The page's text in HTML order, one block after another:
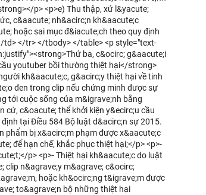
p> <p>e) Thu thập, xử l&yacute;
c&aacute; nh&acirc;n kh&aacute;c
hoặc sai mục đ&iacute;ch theo quy định
</tr> </tbody> </table> <p style="text-
ba, c&ocirc; g&aacute;i
youtuber bồi thường thiệt hại</strong>
kh&aacute;c, g&acirc;y thiệt hại về tinh
đen trong clip nếu chứng minh được sự
tới cuộc sống của m&igrave;nh bằng
cứ, c&oacute; thể khởi kiện y&ecirc;u cầu
tại Điều 584 Bộ luật d&acirc;n sự 2015.
phẩm bị x&acirc;m phạm được x&aacute;c
để hạn chế, khắc phục thiệt hại;</p> <p>-
p> <p>- Thiệt hại kh&aacute;c do luật
clip n&agrave;y m&agrave; c&ocirc;
hoặc kh&ocirc;ng t&igrave;m được
to&agrave;n bộ những thiệt hại